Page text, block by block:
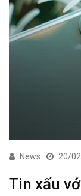
News 20/
Tin xấu